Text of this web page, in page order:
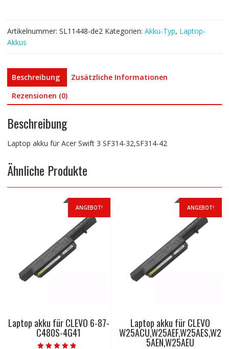
Menge
Artikelnummer: SL11448-de2 Kategorien: Akku-Typ, Laptop-
Akkus
Beschreibung
Zusätzliche Informationen
Rezensionen (0)
Beschreibung
Laptop akku für Acer Swift 3 SF314-32,SF314-42
Ähnliche Produkte
ANGEBOT!
Laptop akku für CLEVO 6-87-
C480S-4G41
ANGEBOT!
Laptop akku für CLEVO
W25ACU,W25AEF,W25AES,W2
5AEN,W25AEU